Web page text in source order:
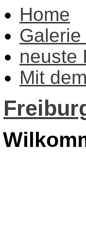
Home
neuste
Mit